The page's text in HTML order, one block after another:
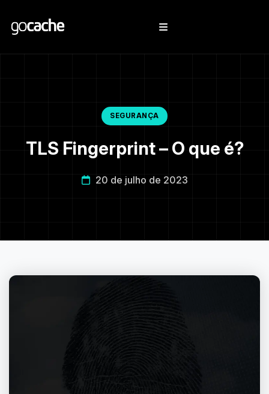
SEGURANÇA
TLS Fingerprint – O que é?
20 de julho de 2023